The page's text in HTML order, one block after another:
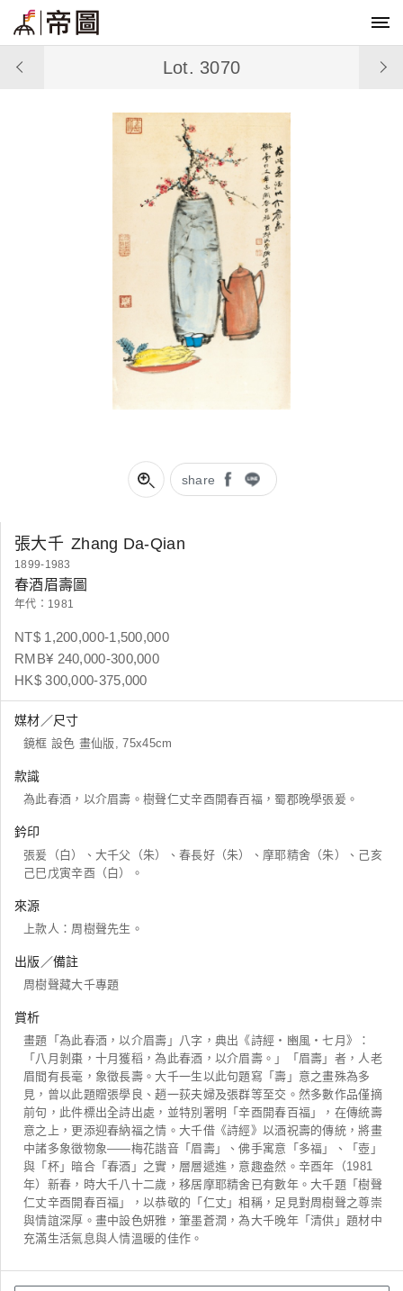
share
Lot. 3070
張大千 Zhang Da-Qian
1899-1983
春酒眉壽圖
年代：1981
NT$ 1,200,000-1,500,000
RMB¥ 240,000-300,000
HK$ 300,000-375,000
媒材／尺寸
鏡框 設色 畫仙版, 75x45cm
款識
為此春酒，以介眉壽。樹聲仁丈辛酉開春百福，蜀郡晚學張爰。
鈐印
張爰（白）、大千父（朱）、春長好（朱）、摩耶精舍（朱）、己亥
己巳戊寅辛酉（白）。
來源
上款人：周樹聲先生。
出版／備註
周樹聲藏大千專題
賞析
畫題「為此春酒，以介眉壽」八字，典出《詩經・豳風・七月》：
「八月剝棗，十月獲稻，為此春酒，以介眉壽。」「眉壽」者，人老
眉間有長毫，象徵長壽。大千一生以此句題寫「壽」意之畫殊為多
見，曾以此題贈張學良、趙一荻夫婦及張群等至交。然多數作品僅摘
前句，此件標出全詩出處，並特別署明「辛酉開春百福」，在傳統壽
意之上，更添迎春納福之情。大千借《詩經》以酒祝壽的傳統，將畫
中諸多象徵物象——梅花諧音「眉壽」、佛手寓意「多福」、「壺」
與「杯」暗合「春酒」之實，層層遞進，意趣盎然。辛酉年（1981
年）新春，時大千八十二歲，移居摩耶精舍已有數年。大千題「樹聲
仁丈辛酉開春百福」，以恭敬的「仁丈」相稱，足見對周樹聲之尊崇
與情誼深厚。畫中設色妍雅，筆墨蒼潤，為大千晚年「清供」題材中
充滿生活氣息與人情溫暖的佳作。